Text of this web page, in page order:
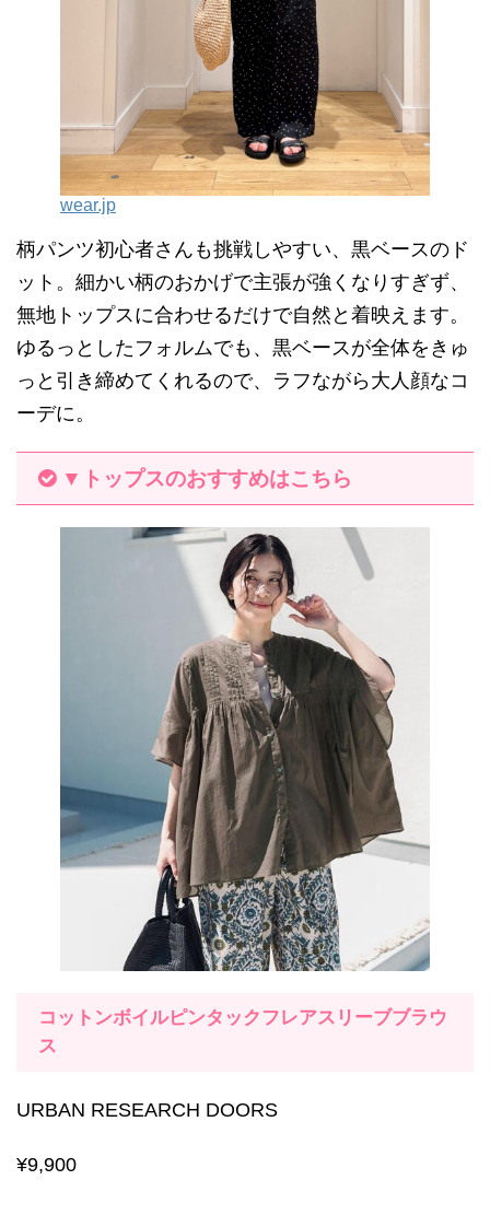
wear.jp
柄パンツ初心者さんも挑戦しやすい、黒ベースのド
ット。細かい柄のおかげで主張が強くなりすぎず、
無地トップスに合わせるだけで自然と着映えます。
ゆるっとしたフォルムでも、黒ベースが全体をきゅ
っと引き締めてくれるので、ラフながら大人顔なコ
ーデに。
▼トップスのおすすめはこちら
コットンボイルピンタックフレアスリーブブラウ
ス
URBAN RESEARCH DOORS
¥9,900